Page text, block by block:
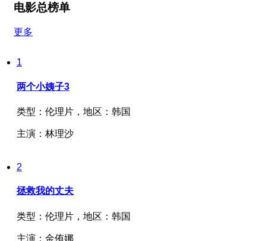
电影总榜单
更多
1
两个小姨子3
类型： 伦理片， 地区： 韩国
主演： 林理沙
2
拯救我的丈夫
类型： 伦理片， 地区： 韩国
主演： 金侑娜